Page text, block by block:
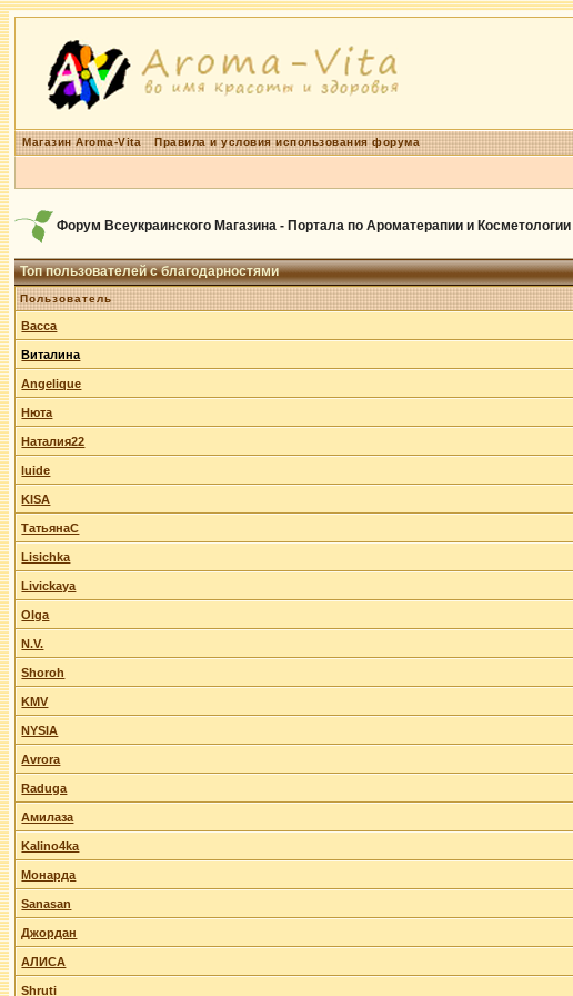
Магазин Aroma-Vita Правила и условия использования форума
Форум Всеукраинского Магазина - Портала по Ароматерапии и Косметологии
Топ пользователей с благодарностями
Пользователь
Васса
Виталина
Angelique
Нюта
Наталия22
luide
KISA
ТатьянаС
Lisichka
Livickaya
Olga
N.V.
Shoroh
KMV
NYSIA
Avrora
Raduga
Амилаза
Kalino4ka
Монарда
Sanasan
Джордан
АЛИСА
Shruti